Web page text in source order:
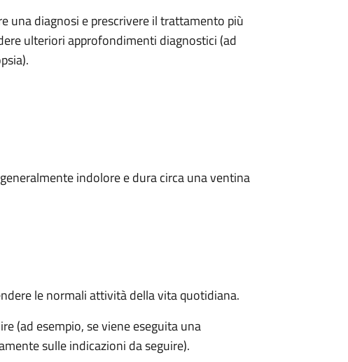
una diagnosi e prescrivere il trattamento più
ulteriori approfondimenti diagnostici (ad
indolore e dura circa una ventina
le normali attività della vita quotidiana.
(ad esempio, se viene eseguita una
sulle indicazioni da seguire).